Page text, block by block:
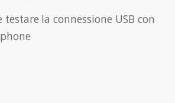
la connessione USB con